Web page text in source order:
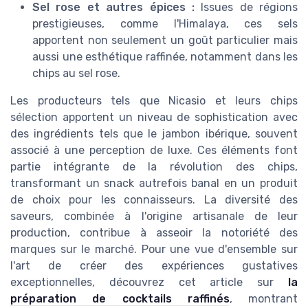
Sel rose et autres épices :Issues de régions
prestigieuses, comme l'Himalaya, ces sels
apportent non seulement un goût particulier mais
aussi une esthétique raffinée, notamment dans les
chips au sel rose.
Les producteurs tels que Nicasio et leurs chips
sélection apportent un niveau de sophistication avec
des ingrédients tels que le jambon ibérique, souvent
associé à une perception de luxe. Ces éléments font
partie intégrante de la révolution des chips,
transformant un snack autrefois banal en un produit
de choix pour les connaisseurs. La diversité des
saveurs, combinée à l'origine artisanale de leur
production, contribue à asseoir la notoriété des
marques sur le marché. Pour une vue d'ensemble sur
l'art de créer des expériences gustatives
exceptionnelles, découvrez cet article sur
la
préparation de cocktails raffinés, montrant